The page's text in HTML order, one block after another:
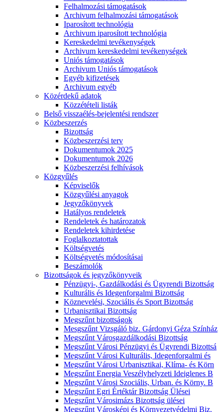
Felhalmozási támogatások
Archivum felhalmozási támogatások
Iparosított technológia
Archivum iparosított technológia
Kereskedelmi tevékenységek
Archivum kereskedelmi tevékenységek
Uniós támogatások
Archivum Uniós támogatások
Egyéb kifizetések
Archivum egyéb
Közérdekű adatok
Közzétételi listák
Belső visszaélés-bejelentési rendszer
Közbeszerzés
Bizottság
Közbeszerzési terv
Dokumentumok 2025
Dokumentumok 2026
Közbeszerzési felhívások
Közgyűlés
Képviselők
Közgyűlési anyagok
Jegyzőkönyvek
Hatályos rendeletek
Rendeletek és határozatok
Rendeletek kihirdetése
Foglalkoztatottak
Költségvetés
Költségvetés módosításai
Beszámolók
Bizottságok és jegyzőkönyveik
Pénzügyi-, Gazdálkodási és Ügyrendi Bizottság
Kulturális és Idegenforgalmi Bizottság
Köznevelési, Szociális és Sport Bizottság
Urbanisztikai Bizottság
Megszűnt bizottságok
Mesgszűnt Vizsgáló biz. Gárdonyi Géza Színház
Megszűnt Városgazdálkodási Bizottság
Megszűnt Városi Pénzügyi és Ügyrendi Bizottsá
Megszűnt Városi Kulturális, Idegenforgalmi és
Megszűnt Városi Urbanisztikai, Klíma- és Körn
Megszűnt Energia Veszélyhelyzeti Ideiglenes B
Megszűnt Városi Szociális, Urban. és Körny. B
Megszűnt Egri Értéktár Bizottság Ülései
Megszűnt Városimázs Bizottság ülései
Megszűnt Városképi és Környezetvédelmi Biz.